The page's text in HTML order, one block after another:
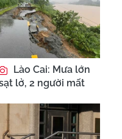
Lào Cai: Mưa lớn
lở, 2 người mất